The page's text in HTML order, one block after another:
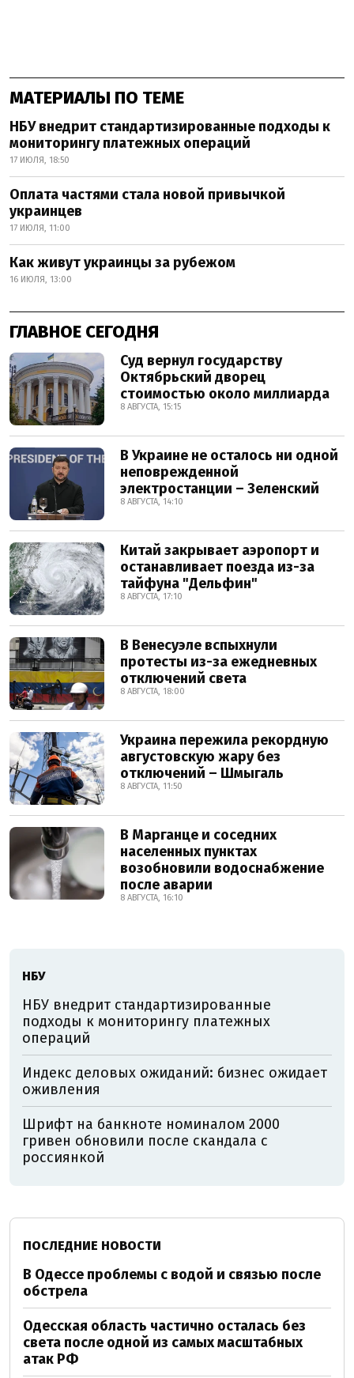
МАТЕРИАЛЫ ПО ТЕМЕ
НБУ внедрит стандартизированные подходы к
мониторингу платежных операций
17 ИЮЛЯ, 18:50
Оплата частями стала новой привычкой
украинцев
17 ИЮЛЯ, 11:00
Как живут украинцы за рубежом
16 ИЮЛЯ, 13:00
ГЛАВНОЕ СЕГОДНЯ
Суд вернул государству
Октябрьский дворец
стоимостью около миллиарда
8 АВГУСТА, 15:15
В Украине не осталось ни одной
неповрежденной
электростанции – Зеленский
8 АВГУСТА, 14:10
Китай закрывает аэропорт и
останавливает поезда из-за
тайфуна "Дельфин"
8 АВГУСТА, 17:10
В Венесуэле вспыхнули
протесты из-за ежедневных
отключений света
8 АВГУСТА, 18:00
Украина пережила рекордную
августовскую жару без
отключений – Шмыгаль
8 АВГУСТА, 11:50
В Марганце и соседних
населенных пунктах
возобновили водоснабжение
после аварии
8 АВГУСТА, 16:10
НБУ
НБУ внедрит стандартизированные
подходы к мониторингу платежных
операций
Индекс деловых ожиданий: бизнес ожидает
оживления
Шрифт на банкноте номиналом 2000
гривен обновили после скандала с
россиянкой
ПОСЛЕДНИЕ НОВОСТИ
В Одессе проблемы с водой и связью после
обстрела
Одесская область частично осталась без
света после одной из самых масштабных
атак РФ